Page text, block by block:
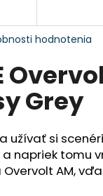
hodnotenia
Grey
užívať si
napriek tomu
Overvolt AM,
HĽADAŤ